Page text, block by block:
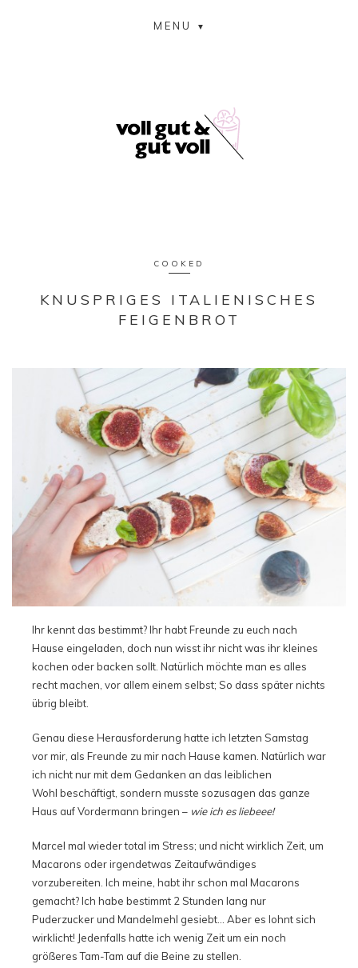
MENU
COOKED
KNUSPRIGES ITALIENISCHES
FEIGENBROT
Ihr kennt das bestimmt? Ihr habt Freunde zu euch nach
Hause eingeladen, doch nun wisst ihr nicht was ihr kleines
kochen oder backen sollt. Natürlich möchte man es alles
recht machen, vor allem einem selbst; So dass später nichts
übrig bleibt.
Genau diese Herausforderung hatte ich letzten Samstag
vor mir, als Freunde zu mir nach Hause kamen. Natürlich war
ich nicht nur mit dem Gedanken an das leiblichen
Wohl beschäftigt, sondern musste sozusagen das ganze
Haus auf Vordermann bringen – wie ich es liebeee!
Marcel mal wieder total im Stress; und nicht wirklich Zeit, um
Macarons oder irgendetwas Zeitaufwändiges
vorzubereiten. Ich meine, habt ihr schon mal Macarons
gemacht? Ich habe bestimmt 2 Stunden lang nur
Puderzucker und Mandelmehl gesiebt… Aber es lohnt sich
wirklicht! Jedenfalls hatte ich wenig Zeit um ein noch
größeres Tam-Tam auf die Beine zu stellen.